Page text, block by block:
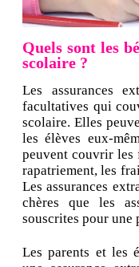
Quels sont les
scolaire ?
Les assurances
facultatives qui
scolaire. Elles
les élèves eux-
peuvent couvrir les
rapatriement, les
Les assurances
chères que les
souscrites pour une
Les parents et les